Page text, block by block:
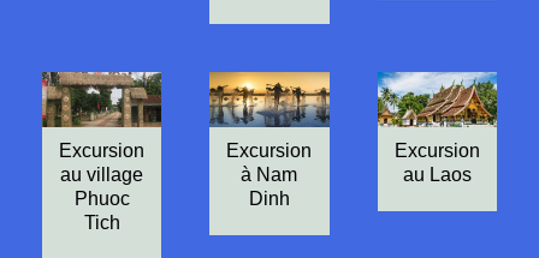
Excursion
au village
Phuoc
Tich
Excursion
à Nam
Dinh
Excursion
au Laos